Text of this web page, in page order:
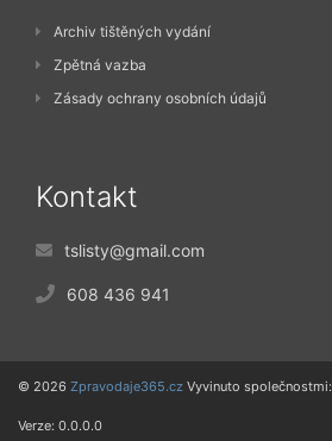
Archiv tištěných vydání
Zpětná vazba
Zásady ochrany osobních údajů
Kontakt
tslisty@gmail.com
608 436 941
© 2026 Zpravodaje365.cz Vyvinuto společnostmi:
Verze: 0.0.0.0